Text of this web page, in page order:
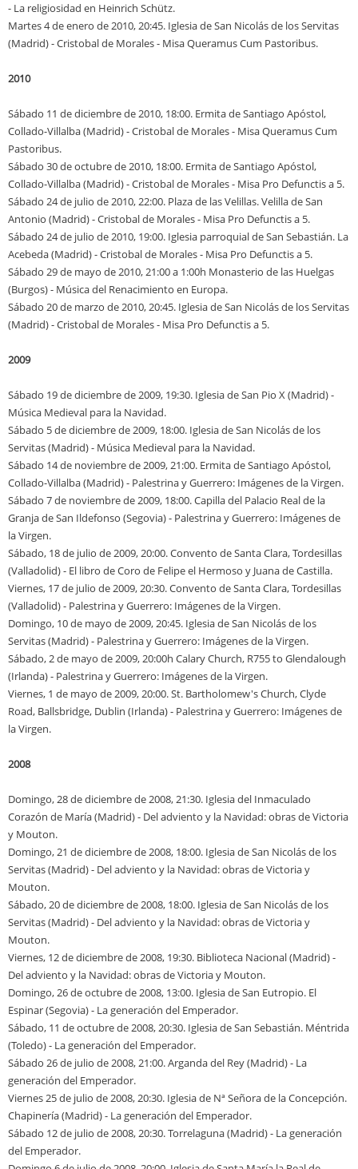
- La religiosidad en Heinrich Schütz.
Martes 4 de enero de 2010, 20:45. Iglesia de San Nicolás de los Servitas
(Madrid) - Cristobal de Morales - Misa Queramus Cum Pastoribus.
2010
Sábado 11 de diciembre de 2010, 18:00. Ermita de Santiago Apóstol,
Collado-Villalba (Madrid) - Cristobal de Morales - Misa Queramus Cum
Pastoribus.
Sábado 30 de octubre de 2010, 18:00. Ermita de Santiago Apóstol,
Collado-Villalba (Madrid) - Cristobal de Morales - Misa Pro Defunctis a 5.
Sábado 24 de julio de 2010, 22:00. Plaza de las Velillas. Velilla de San
Antonio (Madrid) - Cristobal de Morales - Misa Pro Defunctis a 5.
Sábado 24 de julio de 2010, 19:00. Iglesia parroquial de San Sebastián. La
Acebeda (Madrid) - Cristobal de Morales - Misa Pro Defunctis a 5.
Sábado 29 de mayo de 2010, 21:00 a 1:00h Monasterio de las Huelgas
(Burgos) - Música del Renacimiento en Europa.
Sábado 20 de marzo de 2010, 20:45. Iglesia de San Nicolás de los Servitas
(Madrid) - Cristobal de Morales - Misa Pro Defunctis a 5.
2009
Sábado 19 de diciembre de 2009, 19:30. Iglesia de San Pio X (Madrid) -
Música Medieval para la Navidad.
Sábado 5 de diciembre de 2009, 18:00. Iglesia de San Nicolás de los
Servitas (Madrid) - Música Medieval para la Navidad.
Sábado 14 de noviembre de 2009, 21:00. Ermita de Santiago Apóstol,
Collado-Villalba (Madrid) - Palestrina y Guerrero: Imágenes de la Virgen.
Sábado 7 de noviembre de 2009, 18:00. Capilla del Palacio Real de la
Granja de San Ildefonso (Segovia) - Palestrina y Guerrero: Imágenes de
la Virgen.
Sábado, 18 de julio de 2009, 20:00. Convento de Santa Clara, Tordesillas
(Valladolid) - El libro de Coro de Felipe el Hermoso y Juana de Castilla.
Viernes, 17 de julio de 2009, 20:30. Convento de Santa Clara, Tordesillas
(Valladolid) - Palestrina y Guerrero: Imágenes de la Virgen.
Domingo, 10 de mayo de 2009, 20:45. Iglesia de San Nicolás de los
Servitas (Madrid) - Palestrina y Guerrero: Imágenes de la Virgen.
Sábado, 2 de mayo de 2009, 20:00h Calary Church, R755 to Glendalough
(Irlanda) - Palestrina y Guerrero: Imágenes de la Virgen.
Viernes, 1 de mayo de 2009, 20:00. St. Bartholomew's Church, Clyde
Road, Ballsbridge, Dublin (Irlanda) - Palestrina y Guerrero: Imágenes de
la Virgen.
2008
Domingo, 28 de diciembre de 2008, 21:30. Iglesia del Inmaculado
Corazón de María (Madrid) - Del adviento y la Navidad: obras de Victoria
y Mouton.
Domingo, 21 de diciembre de 2008, 18:00. Iglesia de San Nicolás de los
Servitas (Madrid) - Del adviento y la Navidad: obras de Victoria y
Mouton.
Sábado, 20 de diciembre de 2008, 18:00. Iglesia de San Nicolás de los
Servitas (Madrid) - Del adviento y la Navidad: obras de Victoria y
Mouton.
Viernes, 12 de diciembre de 2008, 19:30. Biblioteca Nacional (Madrid) -
Del adviento y la Navidad: obras de Victoria y Mouton.
Domingo, 26 de octubre de 2008, 13:00. Iglesia de San Eutropio. El
Espinar (Segovia) - La generación del Emperador.
Sábado, 11 de octubre de 2008, 20:30. Iglesia de San Sebastián. Méntrida
(Toledo) - La generación del Emperador.
Sábado 26 de julio de 2008, 21:00. Arganda del Rey (Madrid) - La
generación del Emperador.
Viernes 25 de julio de 2008, 20:30. Iglesia de Nª Señora de la Concepción.
Chapinería (Madrid) - La generación del Emperador.
Sábado 12 de julio de 2008, 20:30. Torrelaguna (Madrid) - La generación
del Emperador.